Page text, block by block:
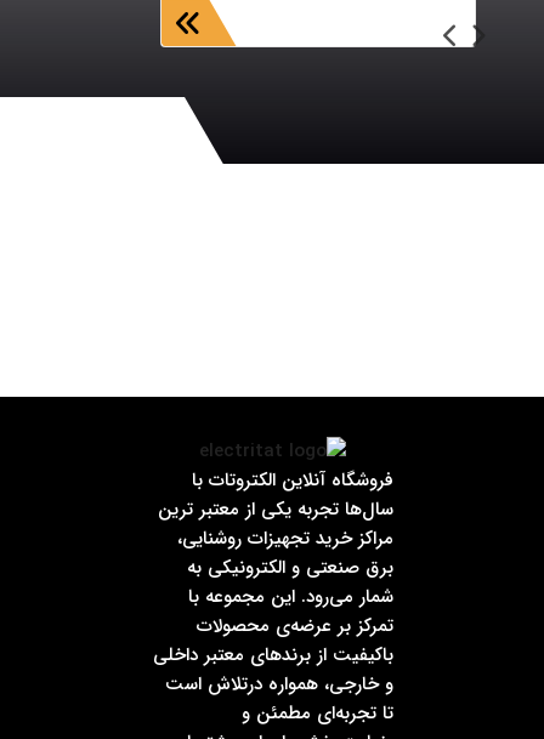
فروشگاه آنلاین الکتروتات با
سال‌ها تجربه یکی از معتبر ترین
مراکز خرید تجهیزات روشنایی،
برق صنعتی و الکترونیکی به
شمار می‌رود. این مجموعه با
تمرکز بر عرضه‌ی محصولات
باکیفیت از برندهای معتبر داخلی
و خارجی، همواره درتلاش است
تا تجربه‌ای مطمئن و